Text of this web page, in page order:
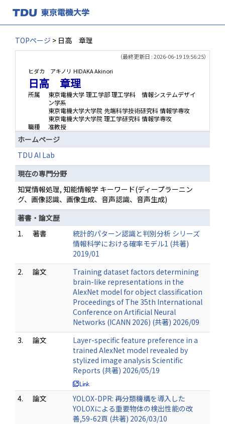
TOPページ > 日高 章理
（最終更新日 : 2026-06-19 19:56:25）
ヒダカ アキノリ HIDAKA Akinori
日高 章理
所属
東京電機大学 理工学部 理工学科 情報システムデザイ
ン学系
東京電機大学大学院 先端科学技術研究科 情報学専攻
東京電機大学大学院 理工学研究科 情報学専攻
職種
准教授
ホームページ
TDU AI Lab
現在の専門分野
知覚情報処理, 知能情報学 キーワード(ディープラーニン
グ、画像認識、画像生成、音声認識、音声生成)
著書・論文歴
1.
著書
統計的パターン認識と判別分析 シリーズ
情報科学における確率モデル1 (共著)
2019/01
2.
論文
Training dataset factors determining
brain-like representations in the
AlexNet model for object classification
Proceedings of The 35th International
Conference on Artificial Neural
Networks (ICANN 2026) (共著) 2026/09
3.
論文
Layer-specific feature preference in a
trained AlexNet model revealed by
stylized image analysis Scientific
Reports (共著) 2026/05/19
4. 論文
YOLOX-DPR: 再分類機構を導入した
YOLOXによる重要物体の検出性能の改
善,59-62頁 (共著) 2026/03/10